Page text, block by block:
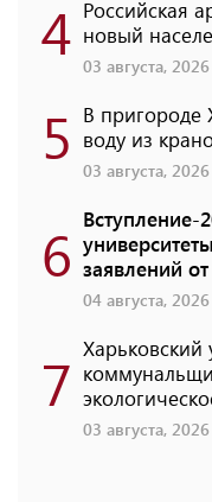
4 Российская
новый
03 августа,
5 В пригороде
воду из
03 августа,
6 Вступление-
заявлений
04 августа,
7
03 августа,